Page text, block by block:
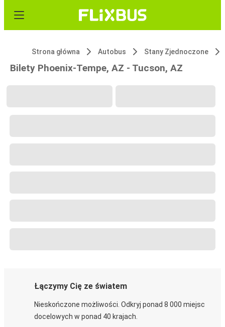
Strona główna Autobus Stany Zjednoczone
Bilety Phoenix-Tempe, AZ - Tucson, AZ
Łączymy Cię ze światem
Nieskończone możliwości. Odkryj ponad 8 000 miejsc
docelowych w ponad 40 krajach.